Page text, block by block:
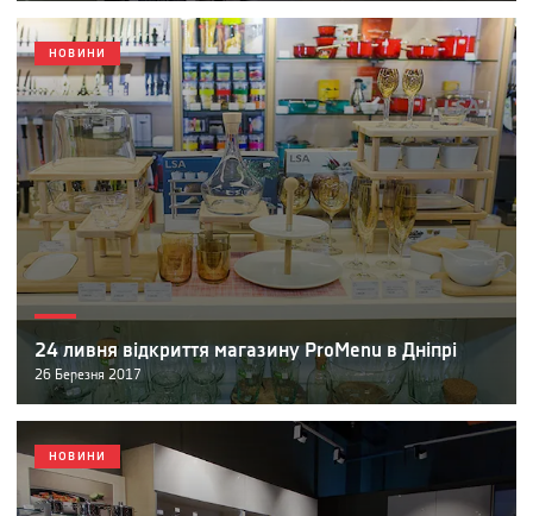
НОВИНИ
24 ливня відкриття магазину ProMenu в Дніпрі
26 Березня 2017
НОВИНИ